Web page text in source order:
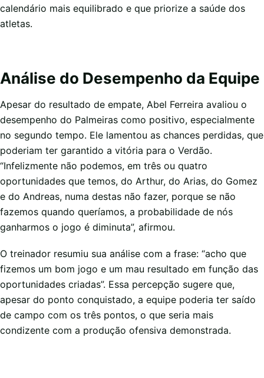
calendário mais equilibrado e que priorize a saúde dos
atletas.
Análise do Desempenho da Equipe
Apesar do resultado de empate, Abel Ferreira avaliou o
desempenho do Palmeiras como positivo, especialmente
no segundo tempo. Ele lamentou as chances perdidas, que
poderiam ter garantido a vitória para o Verdão.
“Infelizmente não podemos, em três ou quatro
oportunidades que temos, do Arthur, do Arias, do Gomez
e do Andreas, numa destas não fazer, porque se não
fazemos quando queríamos, a probabilidade de nós
ganharmos o jogo é diminuta”, afirmou.
O treinador resumiu sua análise com a frase: “acho que
fizemos um bom jogo e um mau resultado em função das
oportunidades criadas”. Essa percepção sugere que,
apesar do ponto conquistado, a equipe poderia ter saído
de campo com os três pontos, o que seria mais
condizente com a produção ofensiva demonstrada.